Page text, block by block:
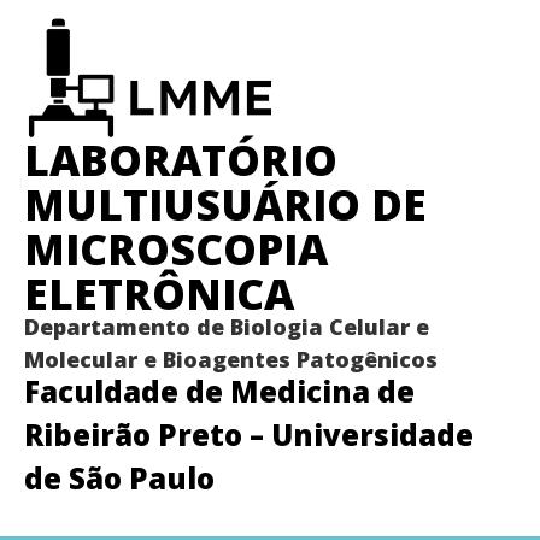
LABORATÓRIO
MULTIUSUÁRIO DE
MICROSCOPIA
ELETRÔNICA
Departamento de Biologia Celular e
Molecular e Bioagentes Patogênicos
Faculdade de Medicina de
Ribeirão Preto – Universidade
de São Paulo